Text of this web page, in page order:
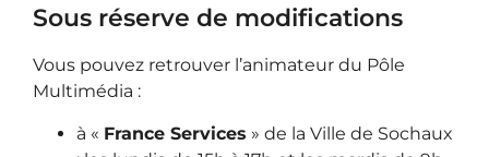
Sous réserve de modifications
Vous pouvez retrouver l’animateur du Pôle
Multimédia :
à « France Services » de la Ville de Sochaux